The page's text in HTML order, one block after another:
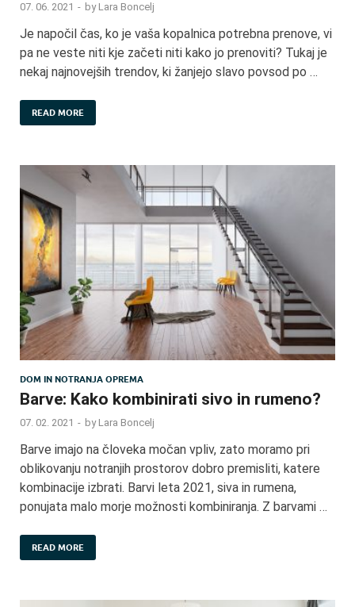
07. 06. 2021 - by Lara Boncelj
Je napočil čas, ko je vaša kopalnica potrebna prenove, vi
pa ne veste niti kje začeti niti kako jo prenoviti? Tukaj je
nekaj najnovejših trendov, ki žanjejo slavo povsod po …
READ MORE
DOM IN NOTRANJA OPREMA
Barve: Kako kombinirati sivo in rumeno?
07. 02. 2021 - by Lara Boncelj
Barve imajo na človeka močan vpliv, zato moramo pri
oblikovanju notranjih prostorov dobro premisliti, katere
kombinacije izbrati. Barvi leta 2021, siva in rumena,
ponujata malo morje možnosti kombiniranja. Z barvami …
READ MORE